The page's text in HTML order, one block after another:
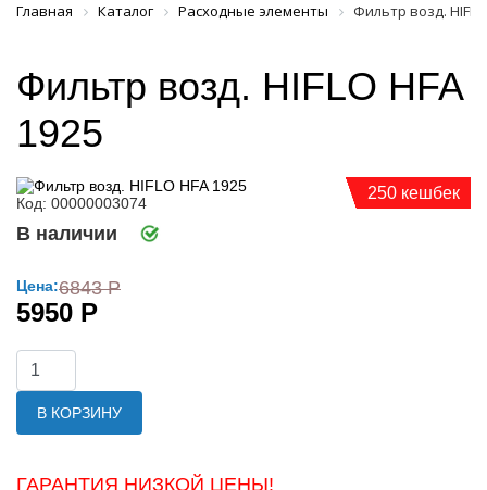
Главная Каталог Расходные элементы Фильтр возд.
Фильтр возд. HIFLO HFA
1925
250 кешбек
Код: 00000003074
В наличии
Цена:6843 Р
5950 Р
В КОРЗИНУ
ГАРАНТИЯ НИЗКОЙ ЦЕНЫ!